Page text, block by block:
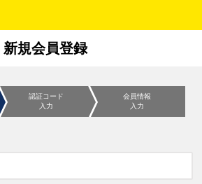
新規会員登録
認証コード
入力
会員情報
入力